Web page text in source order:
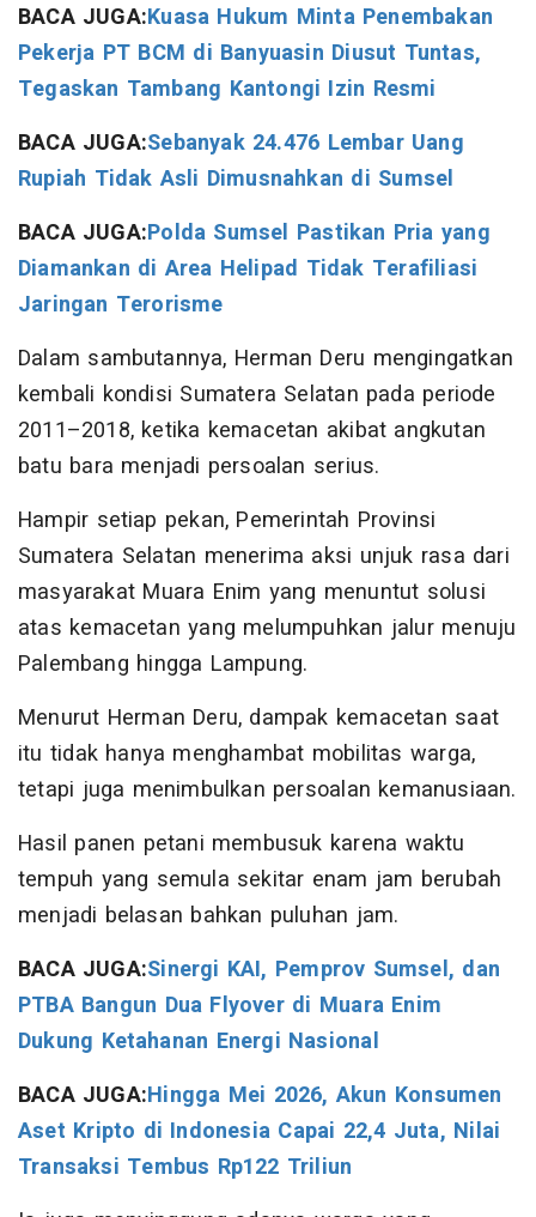
BACA JUGA:Kuasa Hukum Minta Penembakan
Pekerja PT BCM di Banyuasin Diusut Tuntas,
Tegaskan Tambang Kantongi Izin Resmi
BACA JUGA:Sebanyak 24.476 Lembar Uang
Rupiah Tidak Asli Dimusnahkan di Sumsel
BACA JUGA:Polda Sumsel Pastikan Pria yang
Diamankan di Area Helipad Tidak Terafiliasi
Jaringan Terorisme
Dalam sambutannya, Herman Deru mengingatkan
kembali kondisi Sumatera Selatan pada periode
2011–2018, ketika kemacetan akibat angkutan
batu bara menjadi persoalan serius.
Hampir setiap pekan, Pemerintah Provinsi
Sumatera Selatan menerima aksi unjuk rasa dari
masyarakat Muara Enim yang menuntut solusi
atas kemacetan yang melumpuhkan jalur menuju
Palembang hingga Lampung.
Menurut Herman Deru, dampak kemacetan saat
itu tidak hanya menghambat mobilitas warga,
tetapi juga menimbulkan persoalan kemanusiaan.
Hasil panen petani membusuk karena waktu
tempuh yang semula sekitar enam jam berubah
menjadi belasan bahkan puluhan jam.
BACA JUGA:Sinergi KAI, Pemprov Sumsel, dan
PTBA Bangun Dua Flyover di Muara Enim
Dukung Ketahanan Energi Nasional
BACA JUGA:Hingga Mei 2026, Akun Konsumen
Aset Kripto di Indonesia Capai 22,4 Juta, Nilai
Transaksi Tembus Rp122 Triliun